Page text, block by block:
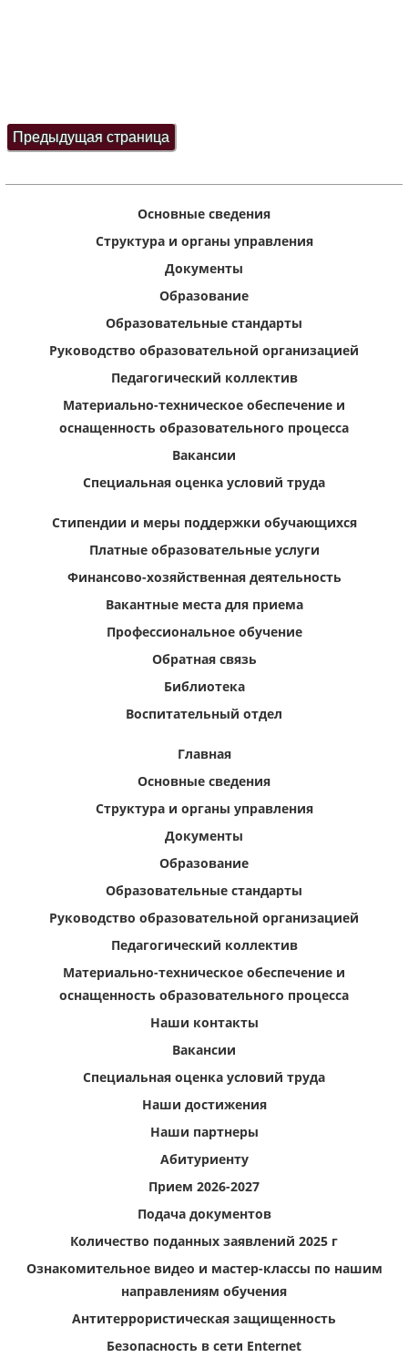
Основные сведения
Структура и органы управления
Документы
Образование
Образовательные стандарты
Руководство образовательной организацией
Педагогический коллектив
Материально-техническое обеспечение и
оснащенность образовательного процесса
Вакансии
Специальная оценка условий труда
Стипендии и меры поддержки обучающихся
Платные образовательные услуги
Финансово-хозяйственная деятельность
Вакантные места для приема
Профессиональное обучение
Обратная связь
Библиотека
Воспитательный отдел
Главная
Основные сведения
Структура и органы управления
Документы
Образование
Образовательные стандарты
Руководство образовательной организацией
Педагогический коллектив
Материально-техническое обеспечение и
оснащенность образовательного процесса
Наши контакты
Вакансии
Специальная оценка условий труда
Наши достижения
Наши партнеры
Абитуриенту
Прием 2026-2027
Подача документов
Количество поданных заявлений 2025 г
Ознакомительное видео и мастер-классы по нашим
направлениям обучения
Антитеррористическая защищенность
Безопасность в сети Enternet